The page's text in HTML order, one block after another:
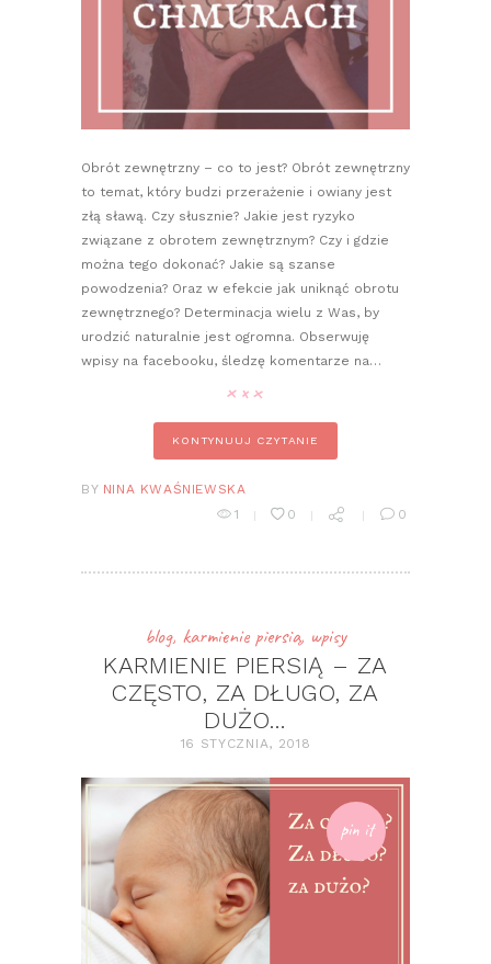
Obrót zewnętrzny – co to jest? Obrót zewnętrzny
to temat, który budzi przerażenie i owiany jest
złą sławą. Czy słusznie? Jakie jest ryzyko
związane z obrotem zewnętrznym? Czy i gdzie
można tego dokonać? Jakie są szanse
powodzenia? Oraz w efekcie jak uniknąć obrotu
zewnętrznego? Determinacja wielu z Was, by
urodzić naturalnie jest ogromna. Obserwuję
wpisy na facebooku, śledzę komentarze na…
KONTYNUUJ CZYTANIE
BY NINA KWAŚNIEWSKA
1
0 0
blog, karmienie piersią, wpisy
KARMIENIE PIERSIĄ – ZA
CZĘSTO, ZA DŁUGO, ZA
DUŻO…
16 STYCZNIA, 2018
pin it